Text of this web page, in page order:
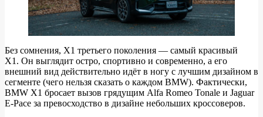
Без сомнения, X1 третьего поколения — самый красивый
X1. Он выглядит остро, спортивно и современно, а его
внешний вид действительно идёт в ногу с лучшим дизайном в
сегменте (чего нельзя сказать о каждом BMW). Фактически,
BMW X1 бросает вызов грядущим Alfa Romeo Tonale и Jaguar
E-Pace за превосходство в дизайне небольших кроссоверов.